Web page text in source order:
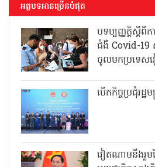
អត្ថបទអានច្រើនបំផុត
បទប្បញ្ញត្តិស្តីពីក
ជំងឺ Covid-19
ចូលមកប្រទេស
បើកកិច្ចប្រជុំរដ្
វៀតណាមនឹងរួ